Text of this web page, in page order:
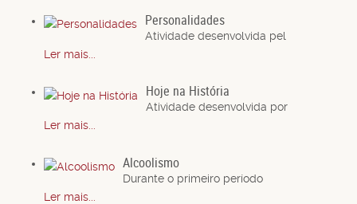
Personalidades
Atividade desenvolvida pel
Ler mais...
Hoje na História
Atividade desenvolvida por
Ler mais...
Alcoolismo
Durante o primeiro período
Ler mais...